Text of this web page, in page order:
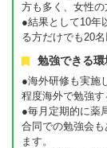
方も多く、女性の
●結果として10年
る方だけでも20名
勉強できる環
●海外研修も実施
程度海外で勉強す
●毎月定期的に薬
合同での勉強会
ます。